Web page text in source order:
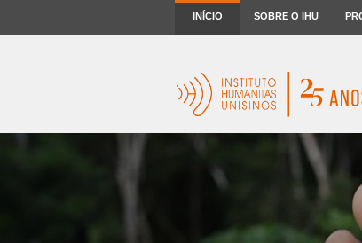
INÍCIO SOBRE O IHU